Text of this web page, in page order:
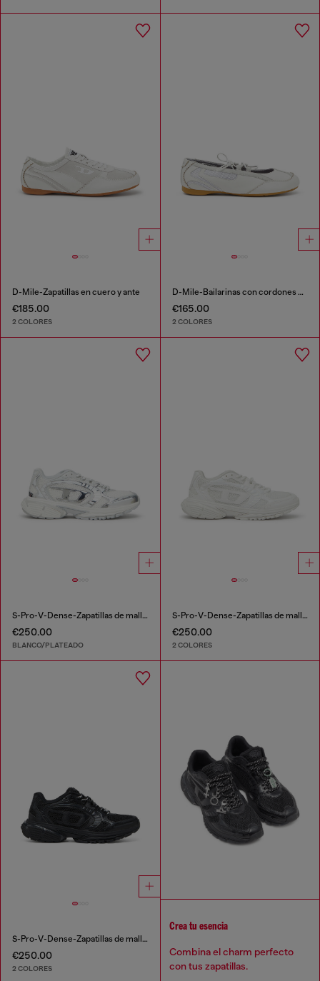
D-Mile-Zapatillas en cuero y ante
€185.00
2 COLORES
D-Mile-Bailarinas con cordones de cuero y malla
€165.00
2 COLORES
S-Pro-V-Dense-Zapatillas de malla metálica con logotipo Oval D
€250.00
BLANCO/PLATEADO
S-Pro-V-Dense-Zapatillas de malla monocromática con logotipo Oval D
€250.00
2 COLORES
S-Pro-V-Dense-Zapatillas de malla monocromática con logotipo Oval D
€250.00
2 COLORES
Crea tu esencia
Combina el charm perfecto
con tus zapatillas.